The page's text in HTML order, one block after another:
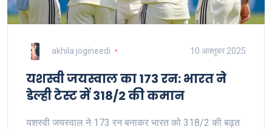
akhila jogineedi 10 अक्तूबर 2025
यशस्वी जयस्वाल का 173 रन: भारत ने
डेल्ही टेस्ट में 318/2 की कमान
यशस्वी जयस्वाल ने 173 रन बनाकर भारत को 318/2 की बढ़त